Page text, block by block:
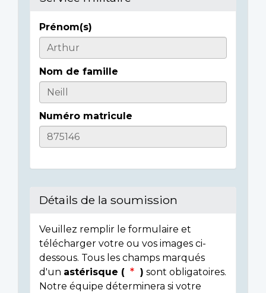
Casualty
Details
Prénom(s)
Nom de famille
Numéro matricule
Détails de la soumission
Veuillez remplir le formulaire et
télécharger votre ou vos images ci-
dessous. Tous les champs marqués
d'un astérisque ( ) sont obligatoires.
Notre équipe déterminera si votre